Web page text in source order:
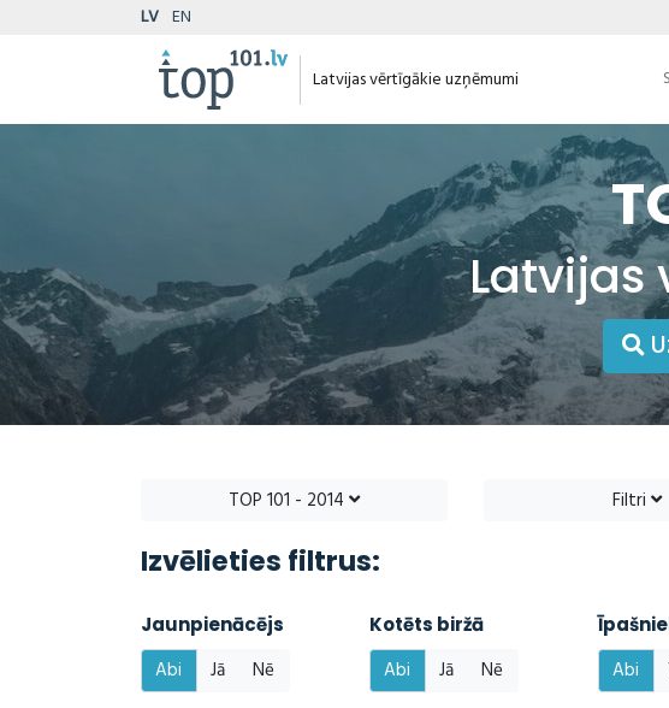
LV EN
Latvijas vērtīgākie uzņēmumi
Latvijas
TOP 101 - 2014 Filtri
Izvēlieties filtrus:
Jaunpienācējs
Abi Jā Nē
Kotēts biržā
Abi Jā Nē Abi